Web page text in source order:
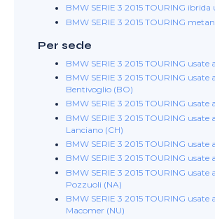
BMW SERIE 3 2015 TOURING ibrida
BMW SERIE 3 2015 TOURING
Per sede
BMW SERIE 3 2015 TOURING usate
BMW SERIE 3 2015 TOURING usate
Bentivoglio (BO)
BMW SERIE 3 2015 TOURING usate
BMW SERIE 3 2015 TOURING usate
Lanciano (CH)
BMW SERIE 3 2015 TOURING usate
BMW SERIE 3 2015 TOURING usate
BMW SERIE 3 2015 TOURING usate
Pozzuoli (NA)
BMW SERIE 3 2015 TOURING usate
Macomer (NU)